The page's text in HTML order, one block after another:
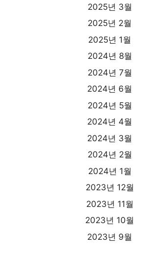
2025년 3월
2025년 2월
2025년 1월
2024년 8월
2024년 7월
2024년 6월
2024년 5월
2024년 4월
2024년 3월
2024년 2월
2024년 1월
2023년 12월
2023년 11월
2023년 10월
2023년 9월